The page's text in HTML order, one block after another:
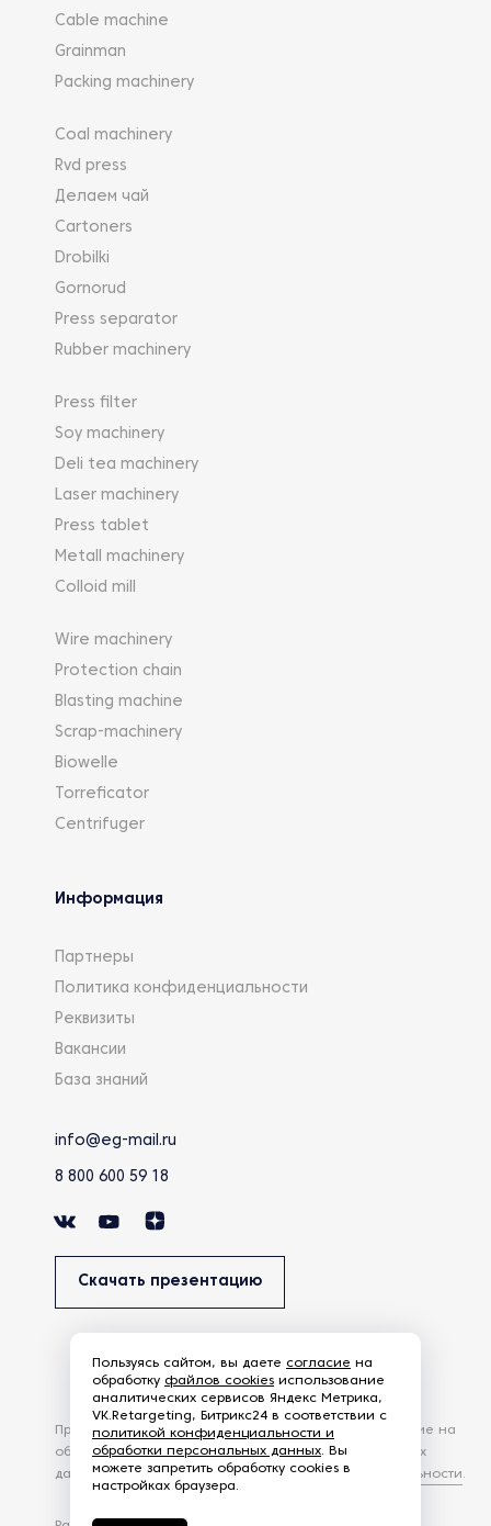
Cable machine
Grainman
Packing machinery
Coal machinery
Rvd press
Делаем чай
Cartoners
Drobilki
Gornorud
Press separator
Rubber machinery
Press filter
Soy machinery
Deli tea machinery
Laser machinery
Press tablet
Metall machinery
Colloid mill
Wire machinery
Protection chain
Blasting machine
Scrap-machinery
Biowelle
Torreficator
Centrifuger
Информация
Партнеры
Политика конфиденциальности
Реквизиты
Вакансии
База знаний
info@eg-mail.ru
8 800 600 59 18
Скачать презентацию
Продолжая использовать наш сайт, вы даете согласие на
обработку файлов Cookies и других пользовательских
данных, в соответствии сПолитикой конфиденциальности.
Пользуясь сайтом, вы даете согласие на
обработку файлов cookies использование
аналитических сервисов Яндекс Метрика,
VK.Retargeting, Битрикс24 в соответствии с
политикой конфиденциальности и
обработки персональных данных. Вы
можете запретить обработку cookies в
настройках браузера.